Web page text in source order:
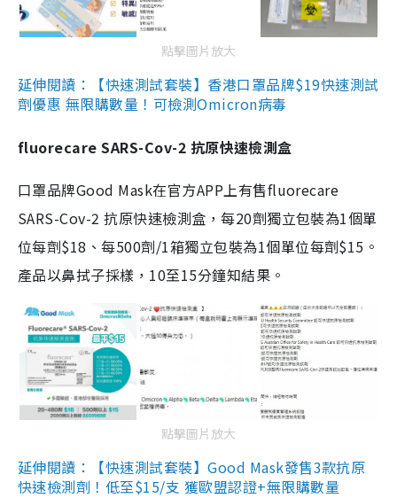
點擊圖片放大
延伸閱讀：【快速測試套裝】香港口罩品牌$19快速測試
劑優惠 無限購數量！可檢測Omicron病毒
fluorecare SARS-Cov-2 抗原快速檢測盒
口罩品牌Good Mask在官方APP上有售fluorecare
SARS-Cov-2 抗原快速檢測盒，每20劑獨立包裝為1個單
位每劑$18、每500劑/1箱獨立包裝為1個單位每劑$15。
產品以鼻拭子採樣，10至15分鐘知結果。
點擊圖片放大
延伸閱讀：【快速測試套裝】Good Mask發售3款抗原
快速檢測劑！低至$15/支 獲歐盟認證+無限購數量